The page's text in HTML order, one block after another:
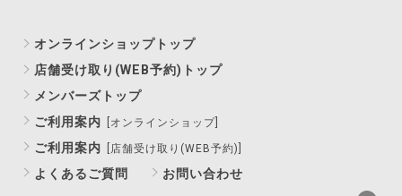
オンラインショップトップ
店舗受け取り(WEB予約)トップ
メンバーズトップ
ご利用案内
[オンラインショップ]
ご利用案内 [店舗受け取り(WEB予約)]
よくあるご質問 お問い合わせ